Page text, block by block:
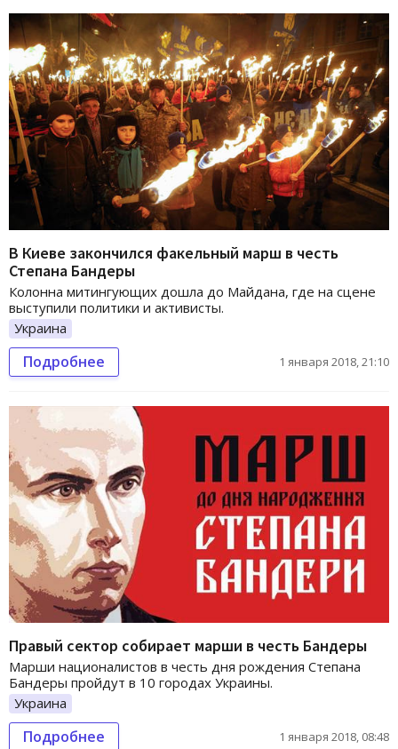
В Киеве закончился факельный марш в честь
Степана Бандеры
Колонна митингующих дошла до Майдана, где на сцене
выступили политики и активисты.
Украина
Подробнее 1 января 2018, 21:10
Правый сектор собирает марши в честь Бандеры
Марши националистов в честь дня рождения Степана
Бандеры пройдут в 10 городах Украины.
Украина
Подробнее 1 января 2018, 08:48